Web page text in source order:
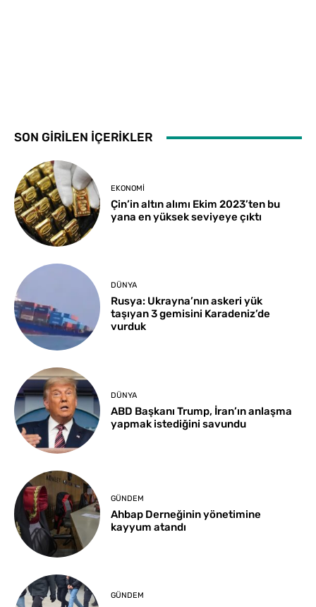
SON GİRİLEN İÇERİKLER
EKONOMI
Çin’in altın alımı Ekim 2023’ten bu
yana en yüksek seviyeye çıktı
DÜNYA
Rusya: Ukrayna’nın askeri yük
taşıyan 3 gemisini Karadeniz’de
vurduk
DÜNYA
ABD Başkanı Trump, İran’ın anlaşma
yapmak istediğini savundu
GÜNDEM
Ahbap Derneğinin yönetimine
kayyum atandı
GÜNDEM